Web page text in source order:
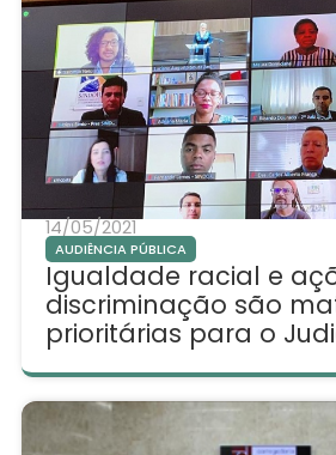
14/05/2021
AUDIÊNCIA PÚBLICA
Igualdade racial e
discriminação são
prioritárias para o